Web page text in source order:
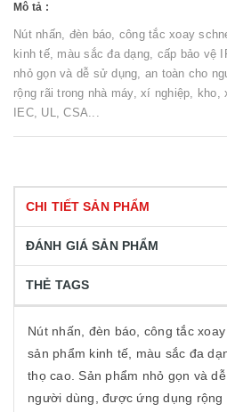
Mô tả :
Nút nhấn, đèn báo, công tắc xoay
kinh tế, màu sắc đa dạng, cấp bảo vệ
nhỏ gọn và dễ sử dụng, an toàn cho
rộng rãi trong nhà máy, xí nghiệp,
IEC, UL, CSA...
CHI TIẾT SẢN PHẨM
ĐÁNH GIÁ SẢN PHẨM
THẺ TAGS
Nút nhấn, đèn báo, công tắc
sản phẩm kinh tế, màu sắc đa
thọ cao. Sản phẩm nhỏ gọn và
người dùng, được ứng dụng rộng